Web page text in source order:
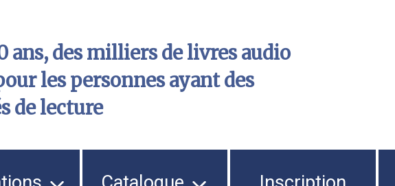
ans, des milliers de livres audio
les personnes ayant des
de lecture